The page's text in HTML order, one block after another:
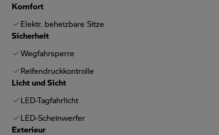
Komfort
Elektr. beheizbare Sitze
Sicherheit
Wegfahrsperre
Reifendruckkontrolle
Licht und Sicht
LED-Tagfahrlicht
LED-Scheinwerfer
Exterieur